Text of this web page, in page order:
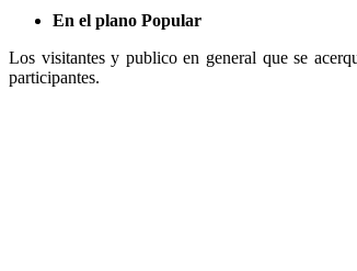
En el plano Popular
Los visitantes y publico en general que se
participantes.